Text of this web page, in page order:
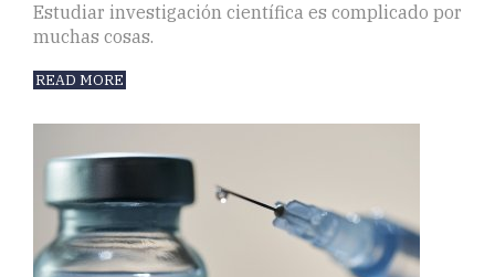
Estudiar investigación científica es complicado por
muchas cosas.
READ MORE